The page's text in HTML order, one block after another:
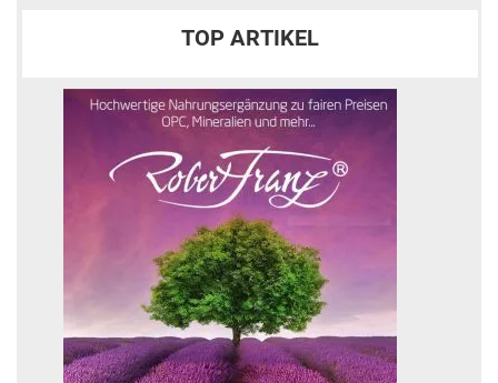
TOP ARTIKEL